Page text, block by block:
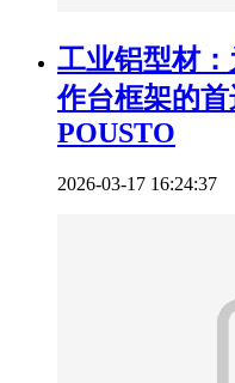
工业铝型材
作台框架的
POUSTO
2026-03-17 16:24:37